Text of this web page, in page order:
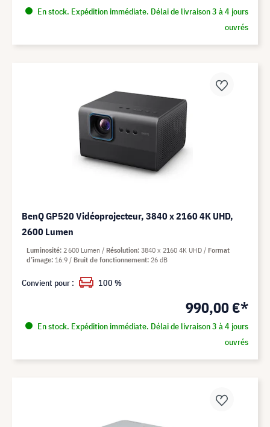
En stock. Expédition immédiate. Délai de livraison 3 à 4 jours
ouvrés
BenQ GP520 Vidéoprojecteur, 3840 x 2160 4K UHD,
2600 Lumen
990,00 €*
En stock. Expédition immédiate. Délai de livraison 3 à 4 jours
ouvrés
Luminosité 2 600 Lumen Résolution 3840 x 2160 4K UHD
Format
d’image 16:9 Bruit de fonctionnement 26 dB
Convient pour : 100 %